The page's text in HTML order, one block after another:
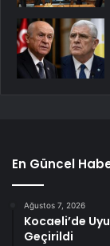
En Güncel
Ağustos 7, 2026
Kocaeli’de
Geçirildi